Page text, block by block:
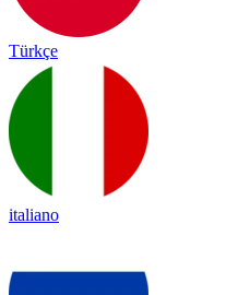
Türkçe
italiano